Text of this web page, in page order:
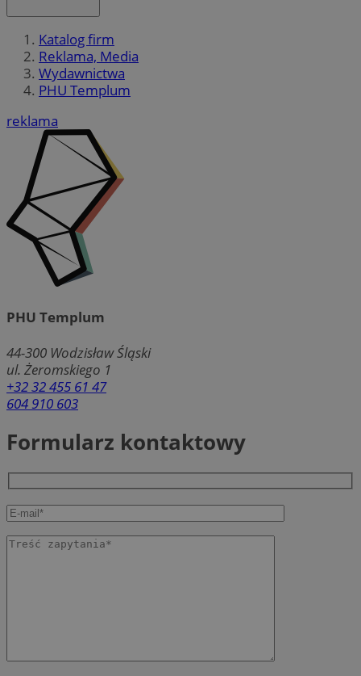
Katalog firm
Reklama, Media
Wydawnictwa
PHU Templum
reklama
PHU Templum
44-300 Wodzisław Śląski
ul. Żeromskiego 1
+32 32 455 61 47
604 910 603
Formularz kontaktowy